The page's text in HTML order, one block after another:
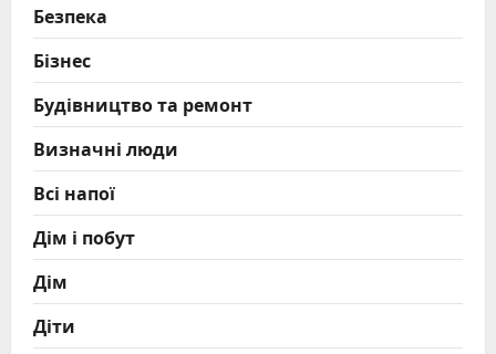
Безпека
Бізнес
Будівництво та ремонт
Визначні люди
Всі напої
Дім і побут
Дім
Діти